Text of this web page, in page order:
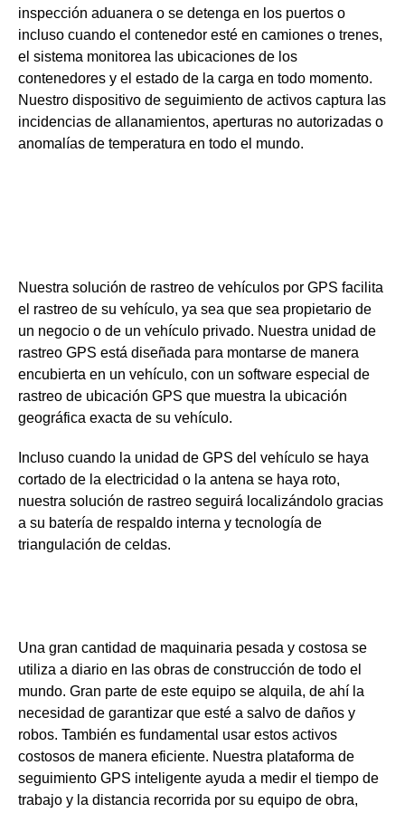
inspección aduanera o se detenga en los puertos o
incluso cuando el contenedor esté en camiones o trenes,
el sistema monitorea las ubicaciones de los
contenedores y el estado de la carga en todo momento.
Nuestro dispositivo de seguimiento de activos captura las
incidencias de allanamientos, aperturas no autorizadas o
anomalías de temperatura en todo el mundo.
Nuestra solución de rastreo de vehículos por GPS facilita
el rastreo de su vehículo, ya sea que sea propietario de
un negocio o de un vehículo privado. Nuestra unidad de
rastreo GPS está diseñada para montarse de manera
encubierta en un vehículo, con un software especial de
rastreo de ubicación GPS que muestra la ubicación
geográfica exacta de su vehículo.
Incluso cuando la unidad de GPS del vehículo se haya
cortado de la electricidad o la antena se haya roto,
nuestra solución de rastreo seguirá localizándolo gracias
a su batería de respaldo interna y tecnología de
triangulación de celdas.
Una gran cantidad de maquinaria pesada y costosa se
utiliza a diario en las obras de construcción de todo el
mundo. Gran parte de este equipo se alquila, de ahí la
necesidad de garantizar que esté a salvo de daños y
robos. También es fundamental usar estos activos
costosos de manera eficiente. Nuestra plataforma de
seguimiento GPS inteligente ayuda a medir el tiempo de
trabajo y la distancia recorrida por su equipo de obra,